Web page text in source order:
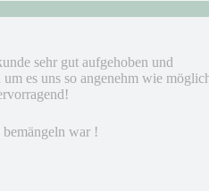
sehr gut aufgehoben und
es uns so angenehm wie
war !